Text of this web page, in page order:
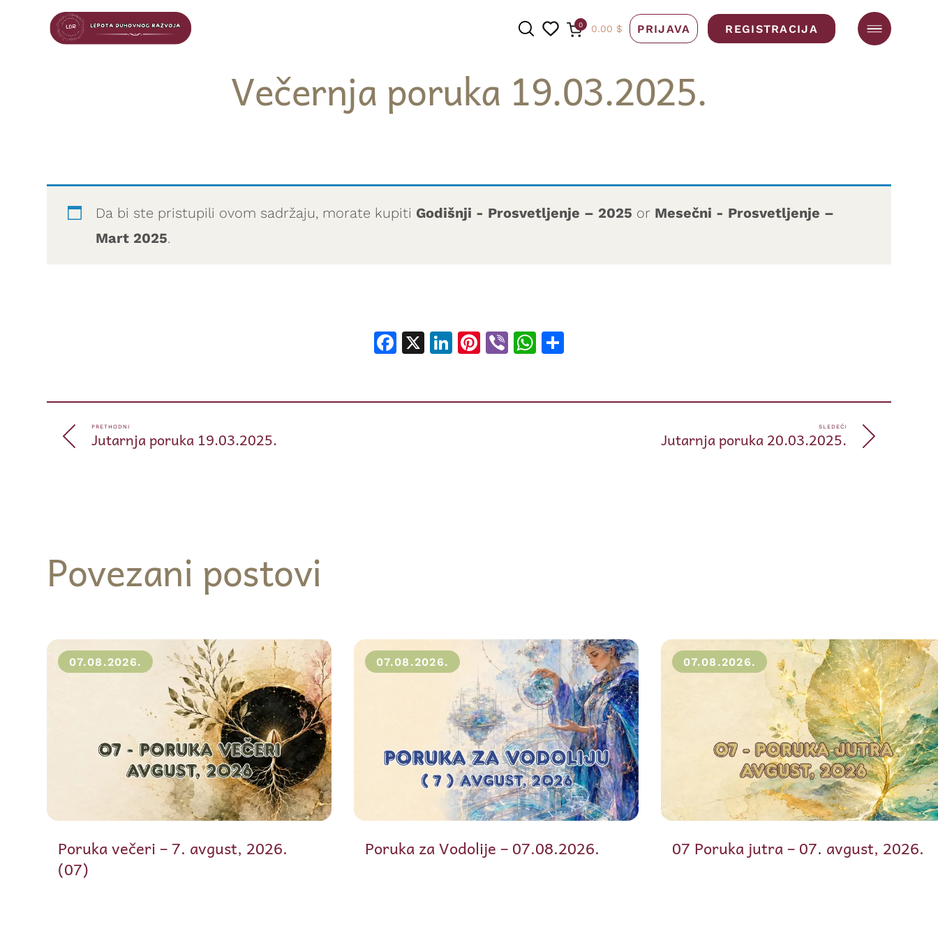
0 0.00 $ PRIJAVA REGISTRACIJA
Večernja poruka 19.03.2025.
Da bi ste pristupili ovom sadržaju, morate kupiti Godišnji - Prosvetljenje – 2025 or Mesečni - Prosvetljenje –
Mart 2025.
Facebook
X LinkedIn
Pinterest
ViberWhatsApp
PRETHODNI
Jutarnja poruka 19.03.2025.
SLEDEĆI
Jutarnja poruka 20.03.2025.
Povezani postovi
07.08.2026.
Poruka večeri – 7. avgust, 2026.
(07)
07.08.2026.
Poruka za Vodolije – 07.08.2026.
07.08.2026.
07 Poruka jutra – 07. avgust, 2026.